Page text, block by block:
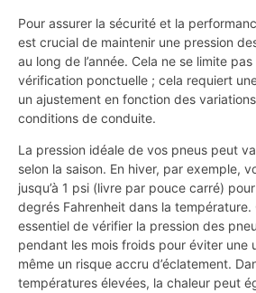
Pour assurer la sécurité et la
est crucial de maintenir une pression
au long de l’année. Cela ne se limite
vérification ponctuelle ; cela requiert
un ajustement en fonction des
conditions de conduite.
La pression idéale de vos pneus peut
selon la saison. En hiver, par exemple,
jusqu’à 1 psi (livre par pouce carré)
degrés Fahrenheit dans la température.
essentiel de vérifier la pression des
pendant les mois froids pour éviter une
même un risque accru d’éclatement.
températures élevées, la chaleur peut